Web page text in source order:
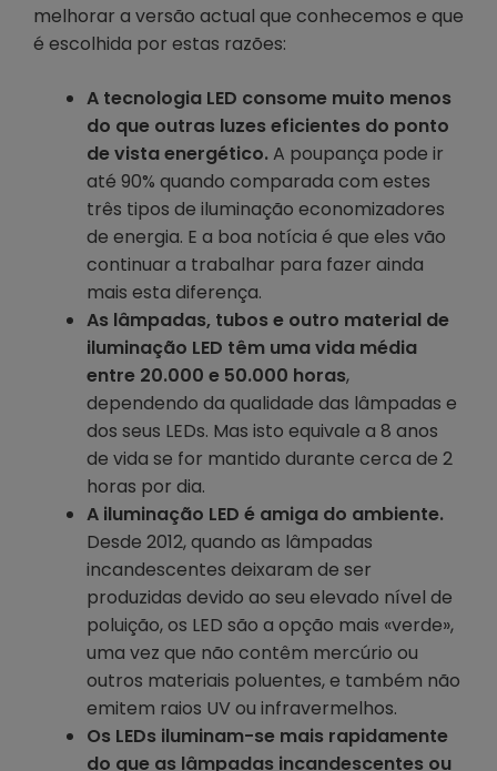
melhorar a versão actual que conhecemos e que
é escolhida por estas razões:
A tecnologia LED consome muito menos
do que outras luzes eficientes do ponto
de vista energético.A poupança pode ir
até 90% quando comparada com estes
três tipos de iluminação economizadores
de energia. E a boa notícia é que eles vão
continuar a trabalhar para fazer ainda
mais esta diferença.
As lâmpadas, tubos e outro material de
iluminação LED têm uma vida média
entre 20.000 e 50.000 horas,
dependendo da qualidade das lâmpadas e
dos seus LEDs. Mas isto equivale a 8 anos
de vida se for mantido durante cerca de 2
horas por dia.
A iluminação LED é amiga do ambiente.
Desde 2012, quando as lâmpadas
incandescentes deixaram de ser
produzidas devido ao seu elevado nível de
poluição, os LED são a opção mais «verde»,
uma vez que não contêm mercúrio ou
outros materiais poluentes, e também não
emitem raios UV ou infravermelhos.
Os LEDs iluminam-se mais rapidamente
do que as lâmpadas incandescentes ou